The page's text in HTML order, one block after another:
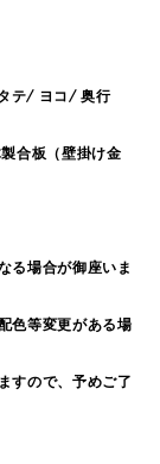
テ/ ヨコ/ 奥行
合板（壁掛け金
る場合が御座いま
色等変更がある場
すので、予めご了